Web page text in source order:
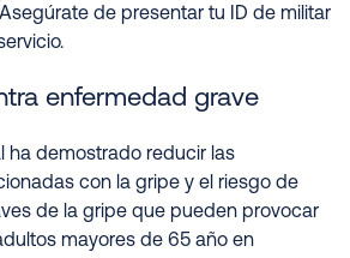
de presentar tu ID de militar
enfermedad grave
ha demostrado reducir las
con la gripe y el riesgo de
de la gripe que pueden provocar
mayores de 65 año en